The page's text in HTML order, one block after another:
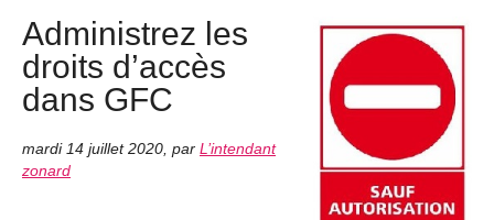
Administrez les
droits d’accès
dans GFC
mardi 14 juillet 2020 par L’intendant
zonard